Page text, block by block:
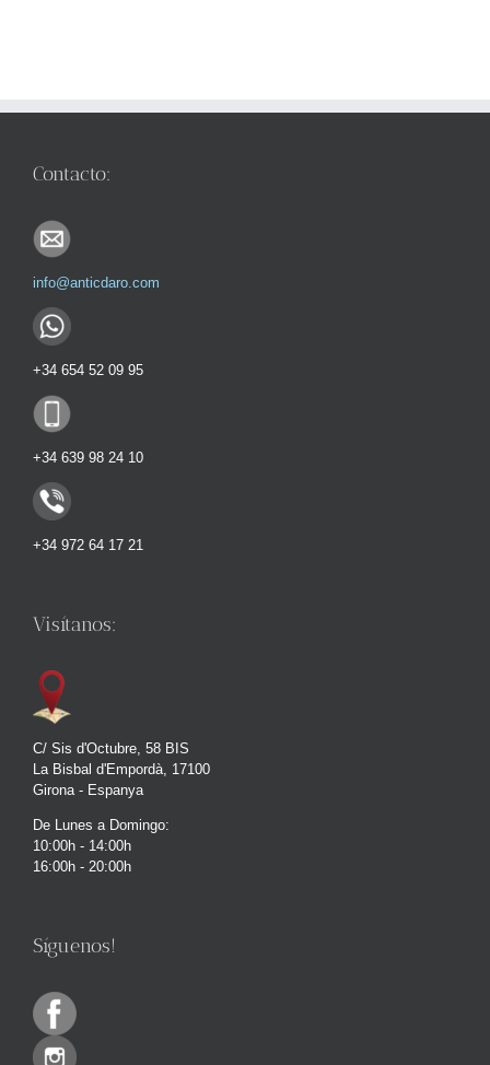
Contacto:
info@anticdaro.com
+34 654 52 09 95
+34 639 98 24 10
+34 972 64 17 21
Visítanos:
C/ Sis d'Octubre, 58 BIS
La Bisbal d'Empordà, 17100
Girona - Espanya
De Lunes a Domingo:
10:00h - 14:00h
16:00h - 20:00h
Síguenos!